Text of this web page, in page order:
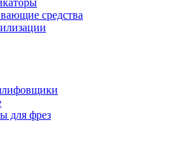
средства
для фрез